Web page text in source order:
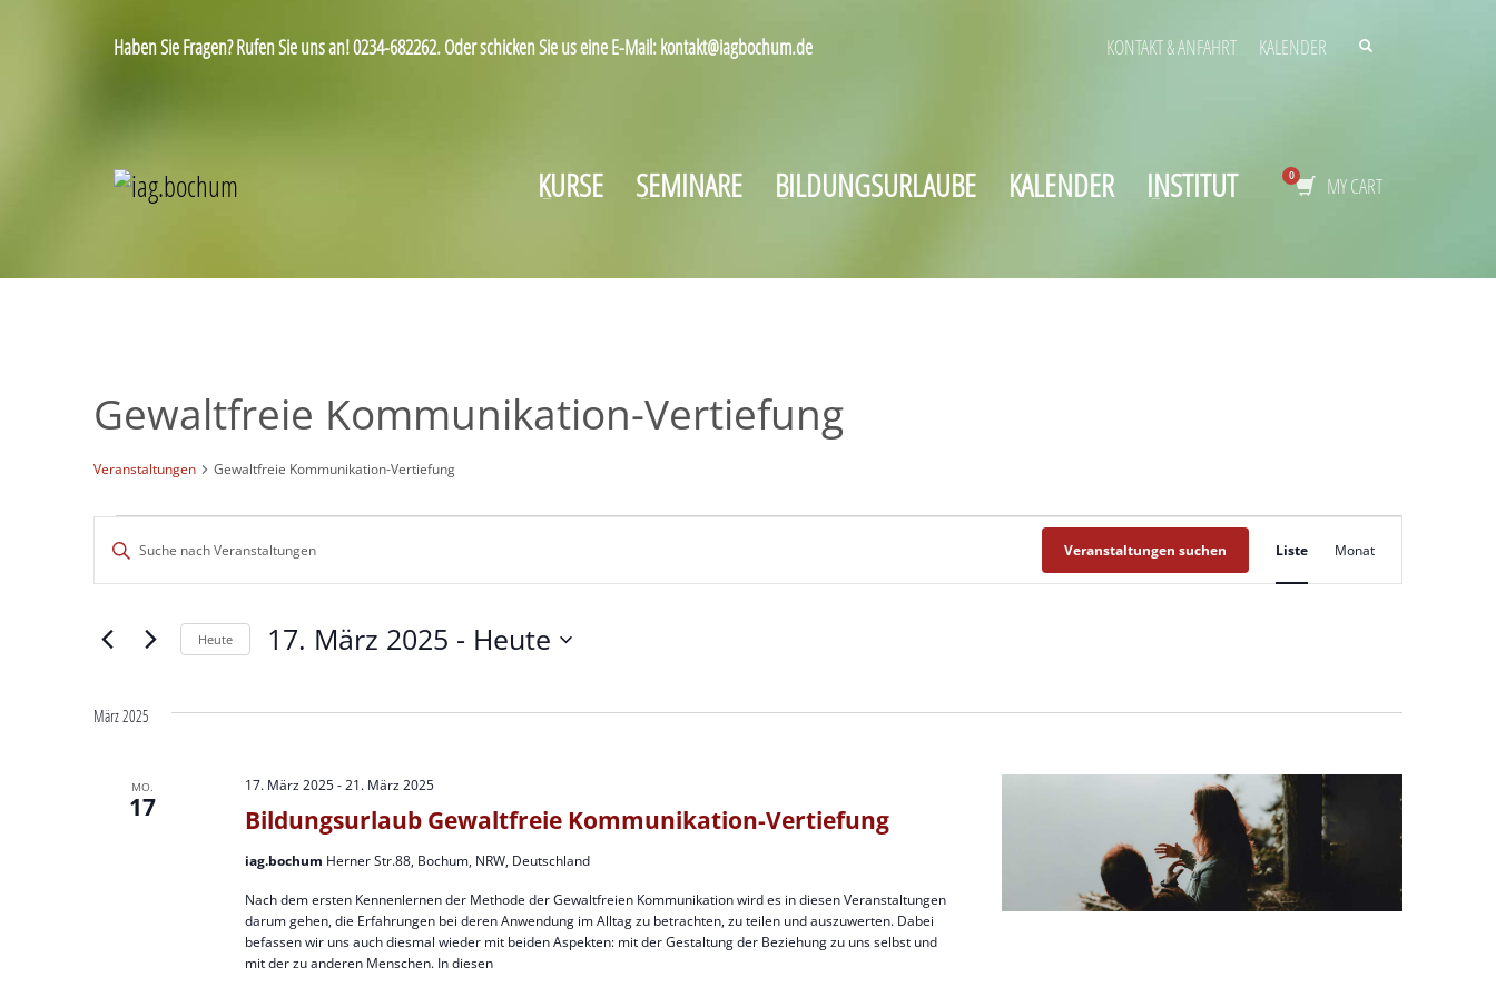
Haben Sie Fragen? Rufen Sie uns an! 0234-682262. Oder schicken Sie us eine E-Mail: kontakt@iagbochum.de KONTAKT & ANFAHRT KALENDER
KURSE SEMINARE BILDUNGSURLAUBE KALENDER INSTITUT MY CART
Gewaltfreie Kommunikation-Vertiefung
Veranstaltungen Gewaltfreie Kommunikation-Vertiefung
Veranstaltungen
Veranstaltungen
Suche
Ansichten,
Bitte
Schlüsselwort
eingeben.
nach
Veranstaltungen suchen Liste Monat
Heute 17. März 2025 - Heute
März 2025
MO.
17 Bildungsurlaub Gewaltfreie Kommunikation-Vertiefung
17. März 2025-21. März 2025
iag.bochum Herner Str.88, Bochum, NRW, Deutschland
Nach dem ersten Kennenlernen der Methode der Gewaltfreien Kommunikation wird es in diesen Veranstaltungen
darum gehen, die Erfahrungen bei deren Anwendung im Alltag zu betrachten, zu teilen und auszuwerten. Dabei
befassen wir uns auch diesmal wieder mit beiden Aspekten: mit der Gestaltung der Beziehung zu uns selbst und
mit der zu anderen Menschen. In diesen